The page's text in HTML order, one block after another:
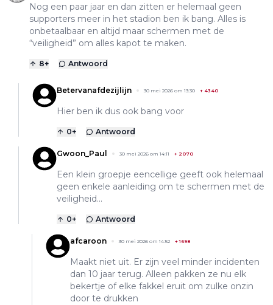
Nog een paar jaar en dan zitten er helemaal geen
supporters meer in het stadion ben ik bang. Alles is
onbetaalbaar en altijd maar schermen met de
“veiligheid” om alles kapot te maken.
8+ Antwoord
Betervanafdezijlijn 30 mei 2026 om 13:30 + 4340
Hier ben ik dus ook bang voor
0+ Antwoord
Gwoon_Paul 30 mei 2026 om 14:11 + 2070
Een klein groepje eencellige geeft ook helemaal
geen enkele aanleiding om te schermen met de
veiligheid...
0+ Antwoord
afcaroon 30 mei 2026 om 14:52 +1698
Maakt niet uit. Er zijn veel minder incidenten
dan 10 jaar terug. Alleen pakken ze nu elk
bekertje of elke fakkel eruit om zulke onzin
door te drukken